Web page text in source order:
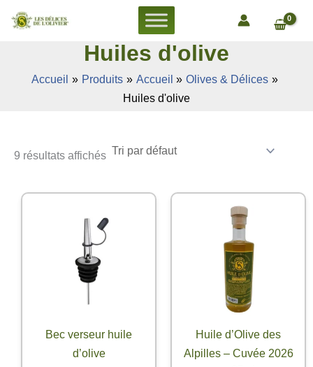
Aller
Huiles d'olive
Accueil Produits Accueil
Olives & Délices
Huiles d'olive
9 résultats affichés
Bec verseur huile
d’olive
Huile d’Olive des
Alpilles – Cuvée 2026